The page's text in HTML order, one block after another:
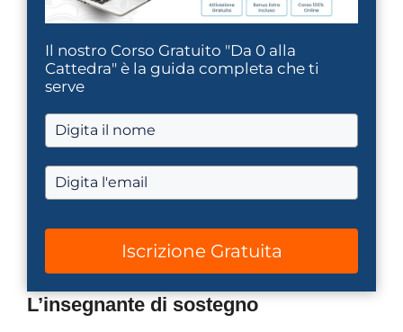
Il nostro Corso Gratuito "Da 0 alla
Cattedra" è la guida completa che ti
serve
Iscrizione Gratuita
L’insegnante di sostegno